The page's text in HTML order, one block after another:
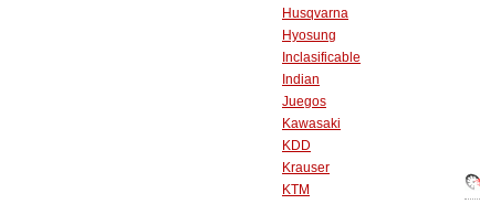
Husqvarna
Hyosung
Inclasificable
Indian
Juegos
Kawasaki
KDD
Krauser
KTM